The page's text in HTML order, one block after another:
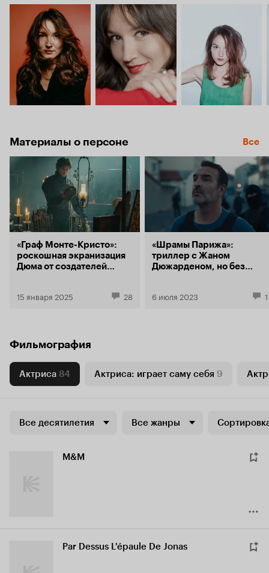
Материалы о персоне Все
«Граф Монте-Кристо»:
роскошная экранизация
Дюма от создателей
15 января 2025 28
«Шрамы Парижа»:
триллер с Жаном
Дюжарденом, но без
6 июля 2023 1
Фильмография
Актриса 84 Актриса: играет саму себя 9
Все десятилетия Все жанры
M&M
Par Dessus L'épaule De Jonas